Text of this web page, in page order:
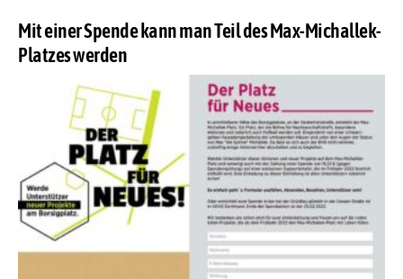
Mit einer Spende kann man Teil des Max-Michallek-
Platzes werden